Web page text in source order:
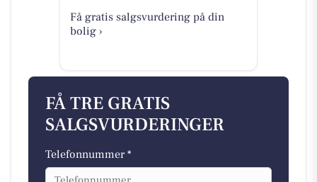
Få gratis salgsvurdering på din
bolig ›
FÅ TRE GRATIS
SALGSVURDERINGER
Telefonnummer *